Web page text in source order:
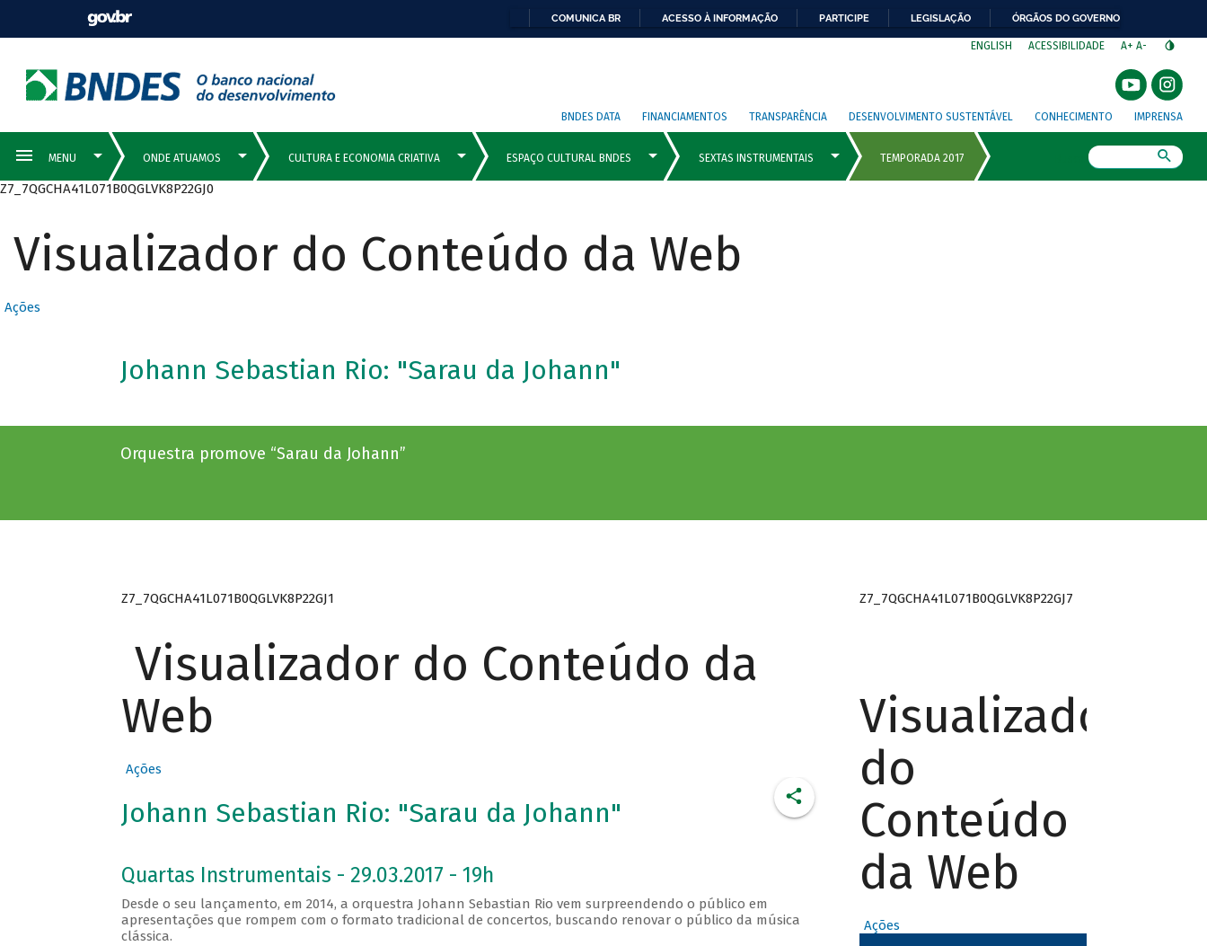
COMUNICA BR ACESSO À INFORMAÇÃO PARTICIPE LEGISLAÇÃO ÓRGÃOS DO GOVERNO
ENGLISH ACESSIBILIDADE A+ A-
BNDES DATA FINANCIAMENTOS TRANSPARÊNCIA DESENVOLVIMENTO SUSTENTÁVEL CONHECIMENTO IMPRENSA
Z7_7QGCHA41L071B0QGLVK8P22GJ0
Visualizador do Conteúdo da Web
Ações
Johann Sebastian Rio: "Sarau da Johann"
Orquestra promove “Sarau da Johann”
Z7_7QGCHA41L071B0QGLVK8P22GJ1
Visualizador do Conteúdo da
Web
Ações
Johann Sebastian Rio: "Sarau da Johann"
Quartas Instrumentais - 29.03.2017 - 19h
Desde o seu lançamento, em 2014, a orquestra Johann Sebastian Rio vem surpreendendo o público em
apresentações que rompem com o formato tradicional de concertos, buscando renovar o público da música
clássica.
Z7_7QGCHA41L071B0QGLVK8P22GJ7
Visualizador
do
Conteúdo
da Web
Ações